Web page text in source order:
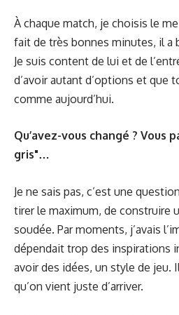
À chaque match, je choisis le
fait de très bonnes minutes, il a
Je suis content de lui et de
d’avoir autant d’options et que
comme aujourd’hui.
Qu’avez-vous changé ? Vous
gris"…
Je ne sais pas, c’est une
tirer le maximum, de construire
soudée. Par moments, j’avais
dépendait trop des inspirations
avoir des idées, un style de jeu.
qu’on vient juste d’arriver.